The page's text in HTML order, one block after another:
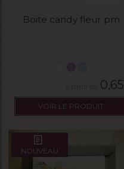
Boite candy fleur pm
0,65
VOIR LE PRODUIT
NOUVEAU